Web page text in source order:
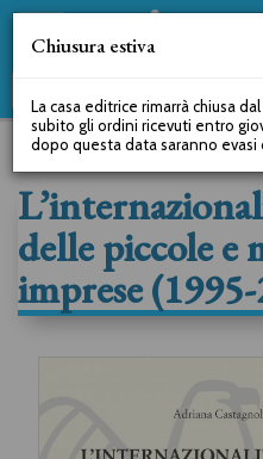
delle piccole e
imprese
Chiusura estiva
La casa editrice rimarrà chiusa
subito gli ordini ricevuti entro
dopo questa data saranno evasi